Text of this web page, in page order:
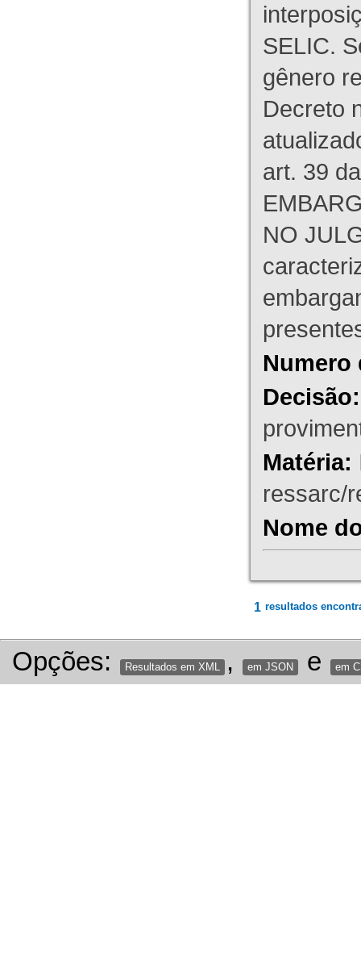
SELIC.
gênero
Decreto
art. 39
NO
Numero
Decisão:
Matéria:
ressarc/
Nome
1 resultados
Opções: Resultados em XML , em JSON e em